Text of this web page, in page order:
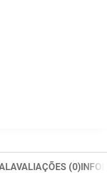
AVALIAÇÕES (0)